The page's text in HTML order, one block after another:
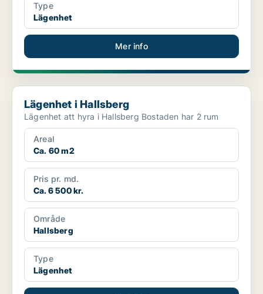
Type
Lägenhet
Mer info
Lägenhet i Hallsberg
Lägenhet i Hallsberg
Lägenhet att hyra i Hallsberg Bostaden har 2 rum
Areal
Ca. 60 m2
Pris pr. md.
Ca. 6 500 kr.
Område
Hallsberg
Type
Lägenhet